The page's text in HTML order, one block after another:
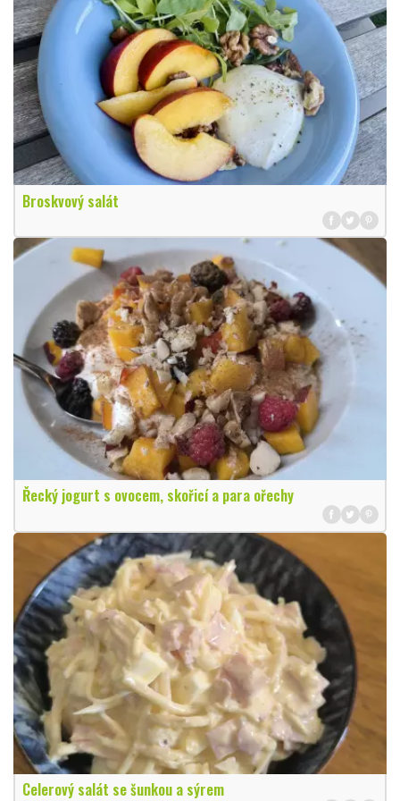
Broskvový salát
Řecký jogurt s ovocem, skořicí a para ořechy
Celerový salát se šunkou a sýrem